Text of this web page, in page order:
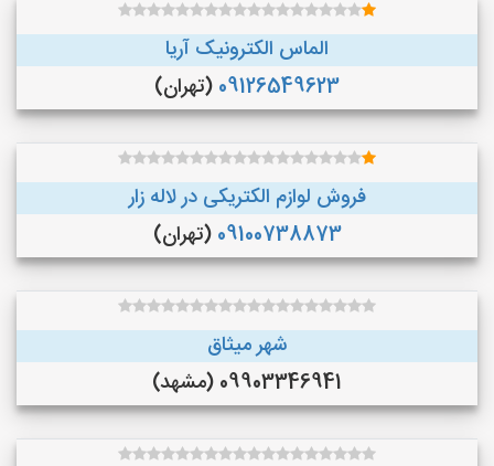
الماس الکترونیک آریا
09126549623 (تهران)
فروش لوازم الکتریکی در لاله زار
09100738873 (تهران)
شهر میثاق
09903346941 (مشهد)